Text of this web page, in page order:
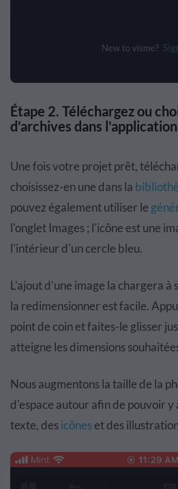
Étape 2. Téléchargez ou
d'archives dans
Une fois votre projet prêt,
choisissez-en une dans la
pouvez également utiliser le
l'onglet Images ; l'icône est une
l'intérieur d'un cercle bleu.
L’ajout d’une image la chargera à
la redimensionner est facile.
point de coin et faites-le glisser
atteigne les dimensions
Nous augmentons la taille de la
d'espace autour afin de pouvoir y
texte, desicôneset des